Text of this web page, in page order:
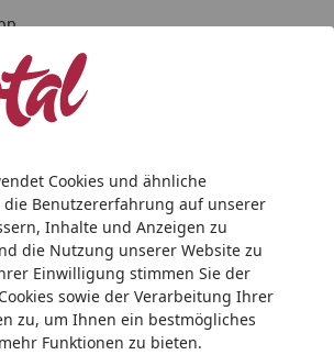
Cookies und ähnliche
die Benutzererfahrung auf unserer
Inhalte und Anzeigen zu
die Nutzung unserer Website zu
Einwilligung stimmen Sie der
sowie der Verarbeitung Ihrer
zu, um Ihnen ein bestmögliches
Funktionen zu bieten.
App Store